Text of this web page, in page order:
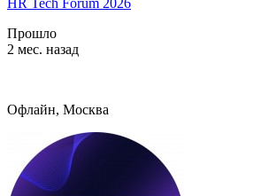
HR Tech Forum 2026
Прошло
2 мес. назад
Офлайн, Москва